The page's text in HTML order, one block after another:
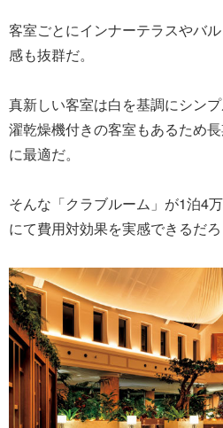
客室ごとにインナーテラスやバ
感も抜群だ。
真新しい客室は白を基調にシン
濯乾燥機付きの客室もあるため
に最適だ。
そんな「クラブルーム」が1泊4
にて費用対効果を実感できるだろ